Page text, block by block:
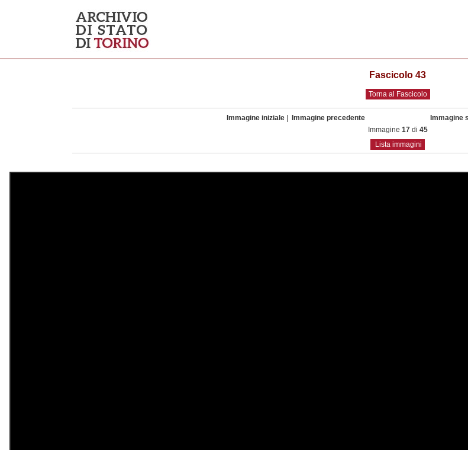
Fascicolo 43
Torna al Fascicolo
Immagine iniziale Immagine precedente Immagine
Immagine 17di 45
Lista immagini